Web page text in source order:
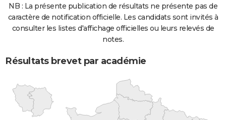
NB : La présente publication de résultats ne présente pas de
caractère de notification officielle. Les candidats sont invités à
consulter les listes d'affichage officielles ou leurs relevés de
notes.
Résultats brevet par académie